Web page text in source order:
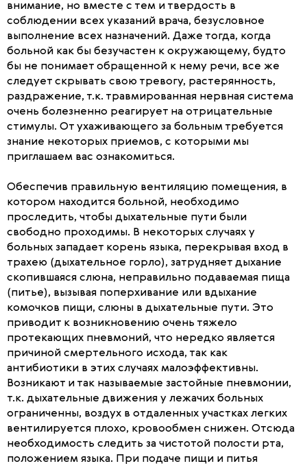
внимание, но вместе с тем и твердость в
соблюдении всех указаний врача, безусловное
выполнение всех назначений. Даже тогда, когда
больной как бы безучастен к окружающему, будто
бы не понимает обращенной к нему речи, все же
следует скрывать свою тревогу, растерянность,
раздражение, т.к. травмированная нервная система
очень болезненно реагирует на отрицательные
стимулы. От ухаживающего за больным требуется
знание некоторых приемов, с которыми мы
приглашаем вас ознакомиться.
Обеспечив правильную вентиляцию помещения, в
котором находится больной, необходимо
проследить, чтобы дыхательные пути были
свободно проходимы. В некоторых случаях у
больных западает корень языка, перекрывая вход в
трахею (дыхательное горло), затрудняет дыхание
скопившаяся слюна, неправильно подаваемая пища
(питье), вызывая поперхивание или вдыхание
комочков пищи, слюны в дыхательные пути. Это
приводит к возникновению очень тяжело
протекающих пневмоний, что нередко является
причиной смертельного исхода, так как
антибиотики в этих случаях малоэффективны.
Возникают и так называемые застойные пневмонии,
т.к. дыхательные движения у лежачих больных
ограниченны, воздух в отдаленных участках легких
вентилируется плохо, кровообмен снижен. Отсюда
необходимость следить за чистотой полости рта,
положением языка. При подаче пищи и питья